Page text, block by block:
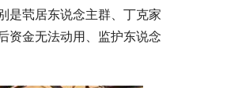
是茕居东说念主群、丁克家
资金无法动用、监护东说念